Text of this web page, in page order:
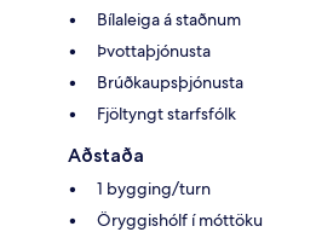
Bílaleiga á staðnum
Þvottaþjónusta
Brúðkaupsþjónusta
Fjöltyngt starfsfólk
Aðstaða
1 bygging/turn
Öryggishólf í móttöku